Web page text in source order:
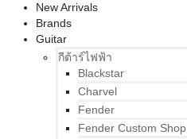
New Arrivals
Brands
Guitar
กีต้าร์ไฟฟ้า
Blackstar
Charvel
Fender
Fender Custom Shop